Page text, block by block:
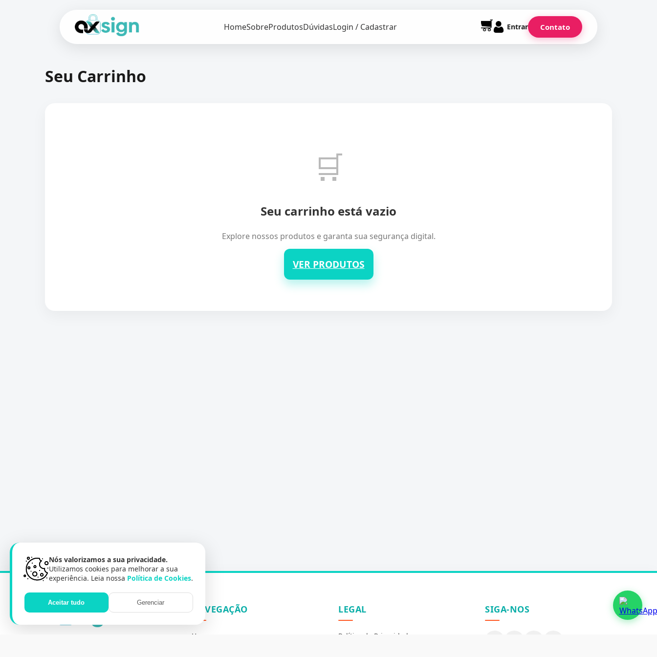
HomeSobreProdutosDúvidasLogin / Cadastrar Entrar Contato
Seu Carrinho
🛒
Seu carrinho está vazio
Explore nossos produtos e garanta sua segurança digital.
VER PRODUTOS
NAVEGAÇÃO
Home
LEGAL
Política de Privacidade
SIGA-NOS
Nós valorizamos a sua privacidade.
Utilizamos cookies para melhorar a sua
experiência. Leia nossa Política de Cookies.
Aceitar tudo Gerenciar